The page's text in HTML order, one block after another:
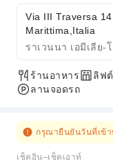
Via III Traversa
Marittima,Italia
ราเวนนา เอมีเลีย
ร้านอาหาร ลิฟต์
ลานจอดรถ
กรุณายืนยันวันที่เข้
เช็คอิน–เช็คเอาท์